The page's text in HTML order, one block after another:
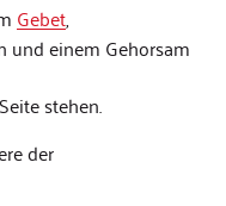
Gebet,
und einem Gehorsam
stehen.
der